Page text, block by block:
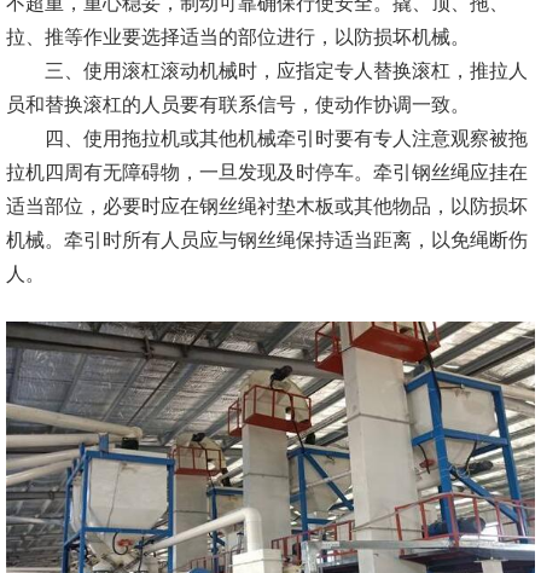
拉、推等作业要选择适当的部位进行，以防损坏机械。
三、使用滚杠滚动机械时，应指定专人替换滚杠，推拉人
员和替换滚杠的人员要有联系信号，使动作协调一致。
四、使用拖拉机或其他机械牵引时要有专人注意观察被拖
拉机四周有无障碍物，一旦发现及时停车。牵引钢丝绳应挂在
适当部位，必要时应在钢丝绳衬垫木板或其他物品，以防损坏
机械。牵引时所有人员应与钢丝绳保持适当距离，以免绳断伤
人。